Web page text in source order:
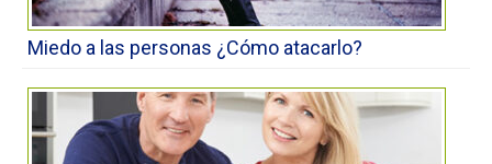
Miedo a las personas ¿Cómo atacarlo?